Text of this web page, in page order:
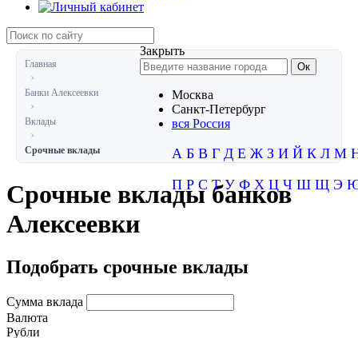
Закрыть
Москва
Санкт-Петербург
вся Россия
А Б В Г Д Е Ж З И Й К Л М
П Р С Т У Ф Х Ц Ч Ш Щ Э
Главная
Банки Алексеевки
Вклады
Срочные вклады
Срочные вклады банков
Алексеевки
Подобрать срочные вклады
Сумма вклада
Валюта
Рубли